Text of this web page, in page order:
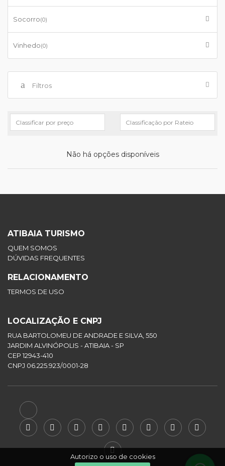
Autorizo o uso de cookies
Socorro(0)
Vinhedo(0)
Filtros
Não há opções disponíveis
ATIBAIA TURISMO
QUEM SOMOS
DÚVIDAS FREQUENTES
RELACIONAMENTO
TERMOS DE USO
LOCALIZAÇÃO E CNPJ
RUA BARTOLOMEU DE ANDRADE E SILVA, 550
JARDIM ALVINÓPOLIS - ATIBAIA - SP
CEP 12943-410
CNPJ 06.225.923/0001-28